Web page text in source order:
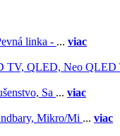
linka - ... viac
TV, QLED, Neo QLED
Sa ... viac
Mikro/Mi ... viac